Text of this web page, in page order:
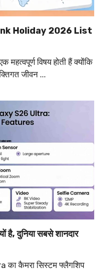
Holiday 2026 List
विषय होती हैं क्योंकि
जीवन ...
दुनिया सबसे शानदार
कैमरा सिस्टम फ्लैगशिप